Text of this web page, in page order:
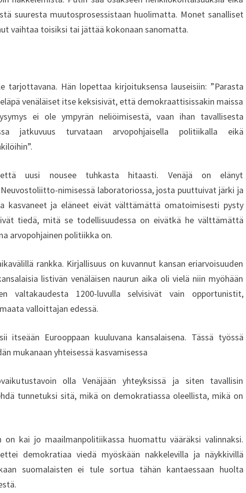
suuresta muutosprosessistaan huolimatta. Monet sanalliset
vaihtaa toisiksi tai jättää kokonaan sanomatta.
tarjottavana. Hän lopettaa kirjoituksensa lauseisiin: ”Parasta
venäläiset itse keksisivät, että demokraattisissakin maissa
ei ole ympyrän neliöimisestä, vaan ihan tavallisesta
jatkuvuus turvataan arvopohjaisella politiikalla eikä
uusi nousee tuhkasta hitaasti. Venäjä on elänyt
nimisessä laboratoriossa, josta puuttuivat järki ja
kasvaneet ja eläneet eivät välttämättä omatoimisesti pysty
tiedä, mitä se todellisuudessa on eivätkä he välttämättä
arvopohjainen politiikka on.
rankka. Kirjallisuus on kuvannut kansan eriarvoisuuden
listivän venäläisen naurun aika oli vielä niin myöhään
valtakaudesta 1200-luvulla selvisivät vain opportunistit,
valloittajan edessä.
itseään Eurooppaan kuuluvana kansalaisena. Tässä työssä
mukanaan yhteisessä kasvamisessa
olla Venäjään yhteyksissä ja siten tavallisin
tunnetuksi sitä, mikä on demokratiassa oleellista, mikä on
on kai jo maailmanpolitiikassa huomattu vääräksi valinnaksi.
demokratiaa viedä myöskään nakkelevilla ja näykkivillä
suomalaisten ei tule sortua tähän kantaessaan huolta